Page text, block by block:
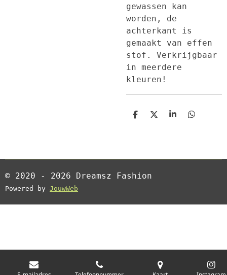
gewassen kan
worden, de
achterkant is
gemaakt van effen
stof. Verkrijgbaar
in meerdere
kleuren!
D
D
S
D
© 2020 - 2026 Dreamsz Fashion
Powered by JouwWeb